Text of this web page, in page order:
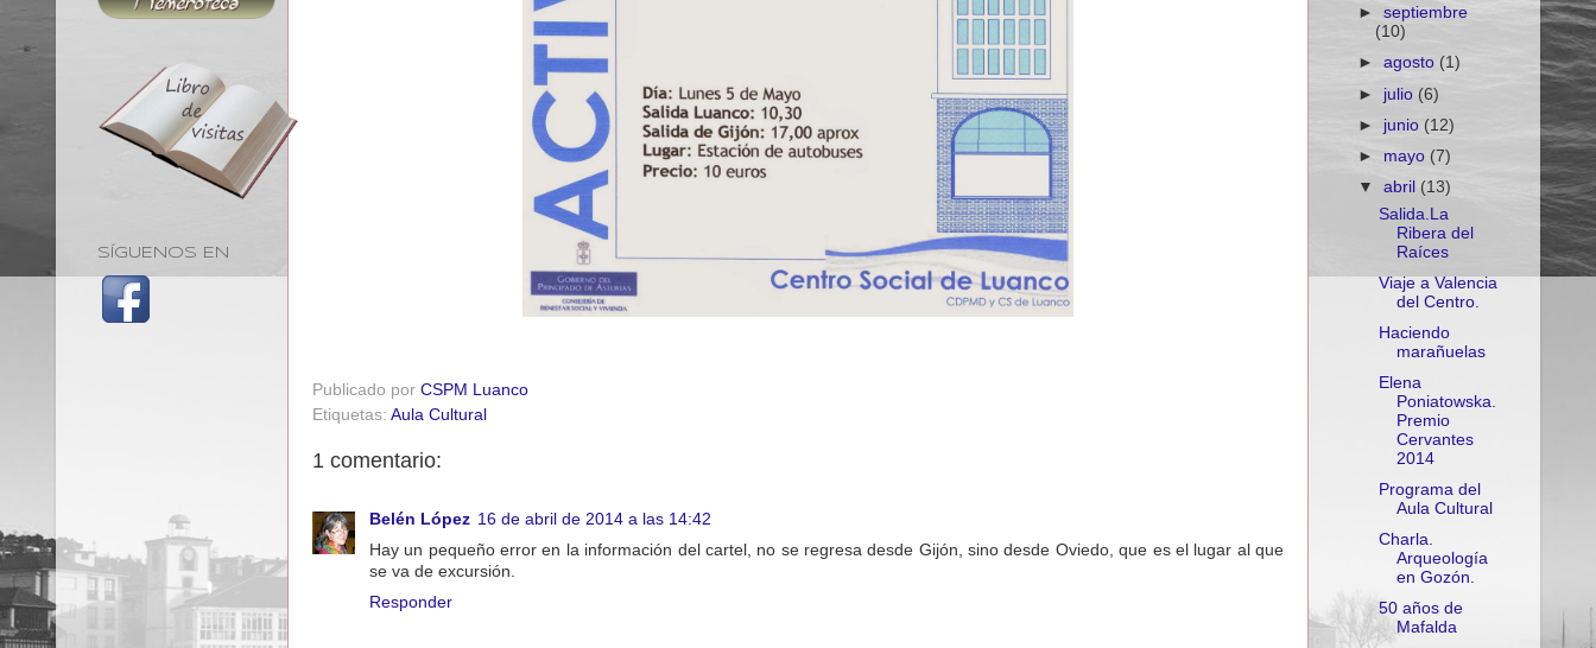
Publicado por CSPM Luanco
Etiquetas: Aula Cultural
1 comentario:
Belén López 16 de abril de 2014 a las 14:42
Hay un pequeño error en la información del cartel, no se regresa desde Gijón, sino desde Oviedo, que es el lugar al que
se va de excursión.
Responder
SÍGUENOS EN
►septiembre
(10)
►agosto (1)
► julio (6)
► junio (12)
► mayo (7)
▼abril(13)
Salida.La
Ribera del
Raíces
Viaje a Valencia
del Centro.
Haciendo
marañuelas
Elena
Poniatowska.
Premio
Cervantes
2014
Programa del
Aula Cultural
Charla.
Arqueología
en Gozón.
50 años de
Mafalda